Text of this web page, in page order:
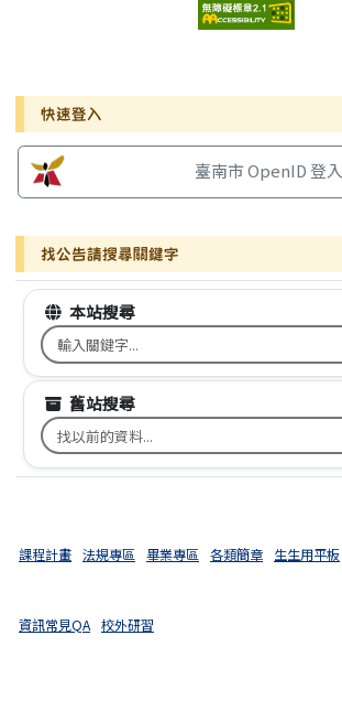
右邊區域內容
快速登入
臺南市 OpenID 登入
找公告請搜尋關鍵字
本站搜尋
搜尋台南市文元國小全球資訊網關鍵字
舊站搜尋
搜尋台南市文元國小舊校網關鍵字
課程計畫 法規專區 畢業專區 各類簡章 生生用平板
資訊常見QA 校外研習